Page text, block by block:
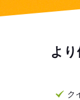
よ
ク